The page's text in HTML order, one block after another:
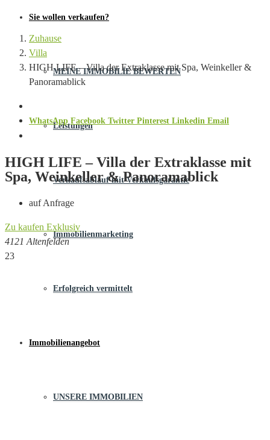
Sie wollen verkaufen?
MEINE IMMOBILIE BEWERTEN
Leistungen
Verkaufsablauf mit Verkaufsgarantie
Immobilienmarketing
Erfolgreich vermittelt
Immobilienangebot
UNSERE IMMOBILIEN
Zuhause
Villa
HIGH LIFE – Villa der Extraklasse mit Spa, Weinkeller &
Panoramablick
WhatsApp Facebook Twitter Pinterest Linkedin Email
HIGH LIFE – Villa der Extraklasse mit
Spa, Weinkeller & Panoramablick
auf Anfrage
Zu kaufen Exklusiv
4121 Altenfelden
23